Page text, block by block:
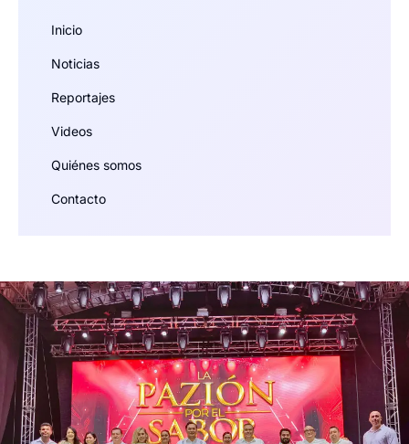
Inicio
Noticias
Reportajes
Videos
Quiénes somos
Contacto